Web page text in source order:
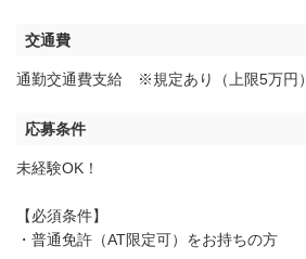
交通費
通勤交通費支給 ※規定あり（上限5万円）
応募条件
未経験OK！
【必須条件】
・普通免許（AT限定可）をお持ちの方